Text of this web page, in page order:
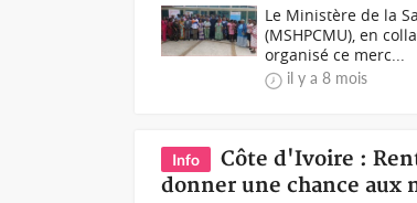
Le Ministère de la
(MSHPCMU), en
organisé ce merc...
il y a 8 mois
Info
Côte d'Ivoire :
donner une chance aux